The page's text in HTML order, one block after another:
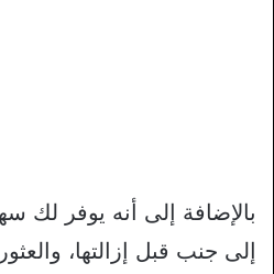
بالإضافة إلى أنه يوفر لك
إلى جنب قبل إزالتها،